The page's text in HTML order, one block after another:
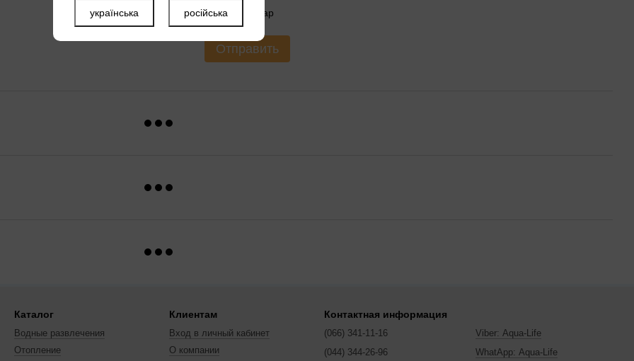
Оцените товар
Отправить
Каталог
Водные развлечения
Отопление
Клиентам
Вход в личный кабинет
О компании
Контактная информация
(066) 341-11-16
(044) 344-26-96
Viber: Aqua-Life
WhatApp: Aqua-Life
українська російська